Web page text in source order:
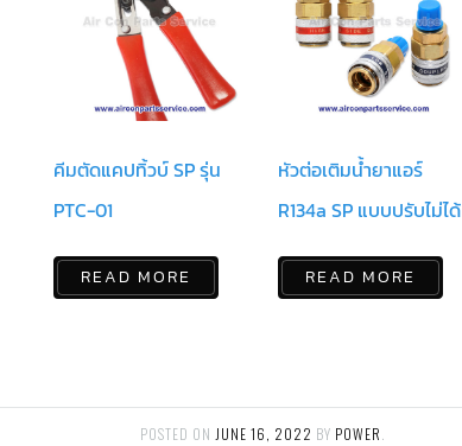
คีมตัดแคปทิ้วบ์ SP รุ่น
PTC-01
READ MORE
หัวต่อเติมน้ำยาแอร์
R134a SP แบบปรับไม่ได้
READ MORE
POSTED ONJUNE 16, 2022 BY POWER.